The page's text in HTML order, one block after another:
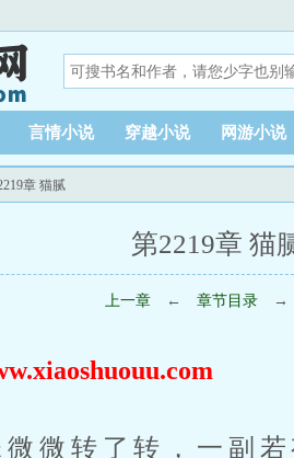
言情小说 穿越小说 网游小说
章 猫腻
第2219章 猫
上一章 ← 章节目录 →
微转了转，一副若